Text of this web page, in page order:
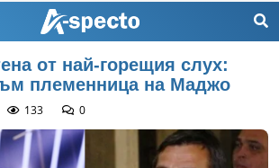
от най-горещия слух:
племенница на Маджо
133 0